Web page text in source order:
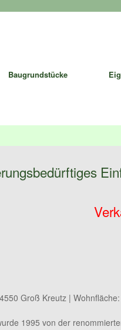
Baugrundstücke
Groß Kreutz |
1995 von der